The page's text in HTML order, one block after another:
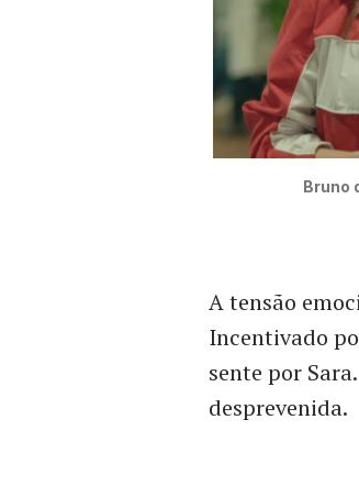
Bruno
A tensão
Incentivado
sente por
desprevenida.